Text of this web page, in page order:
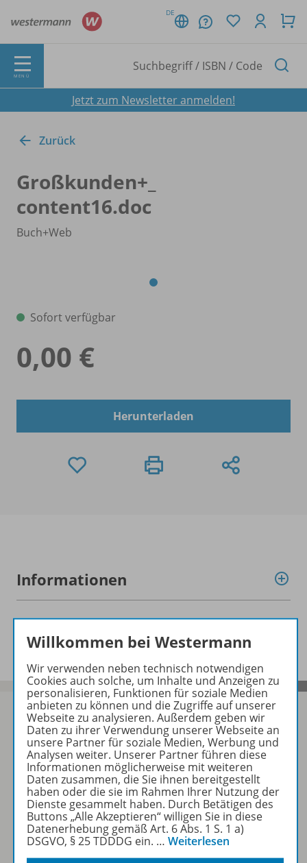
DE
MENÜ
Jetzt zum Newsletter anmelden!
Zurück
Großkunden+_
content16.doc
Buch+Web
Sofort verfügbar
0,00 €
Herunterladen
Informationen
Beschreibung
Sofort profitieren
Zum Newsletter anmelden
Folgen Sie uns auf Social Media
Willkommen bei Westermann
Wir verwenden neben technisch notwendigen
Cookies auch solche, um Inhalte und Anzeigen zu
personalisieren, Funktionen für soziale Medien
anbieten zu können und die Zugriffe auf unserer
Webseite zu analysieren. Außerdem geben wir
Daten zu ihrer Verwendung unserer Webseite an
unsere Partner für soziale Medien, Werbung und
Analysen weiter. Unserer Partner führen diese
Informationen möglicherweise mit weiteren
Daten zusammen, die Sie ihnen bereitgestellt
haben oder die sie im Rahmen Ihrer Nutzung der
Dienste gesammelt haben. Durch Betätigen des
Buttons „Alle Akzeptieren“ willigen Sie in diese
Datenerhebung gemäß Art. 6 Abs. 1 S. 1 a)
DSGVO, § 25 TDDDG ein. … Weiterlesen